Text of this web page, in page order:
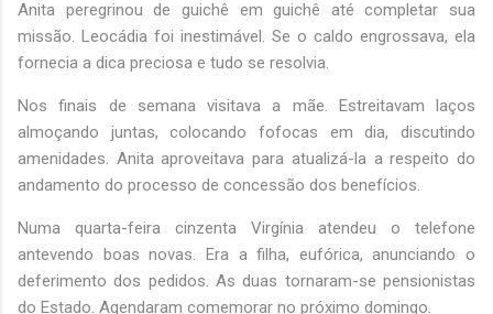
Anita peregrinou de guichê em guichê até completar sua
missão. Leocádia foi inestimável. Se o caldo engrossava, ela
fornecia a dica preciosa e tudo se resolvia.
Nos finais de semana visitava a mãe. Estreitavam laços
almoçando juntas, colocando fofocas em dia, discutindo
amenidades. Anita aproveitava para atualizá-la a respeito do
andamento do processo de concessão dos benefícios.
Numa quarta-feira cinzenta Virgínia atendeu o telefone
antevendo boas novas. Era a filha, eufórica, anunciando o
deferimento dos pedidos. As duas tornaram-se pensionistas
do Estado. Agendaram comemorar no próximo domingo.